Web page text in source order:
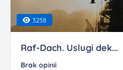
3258
Raf-Dach. Uslugi dek...
Brak opinii